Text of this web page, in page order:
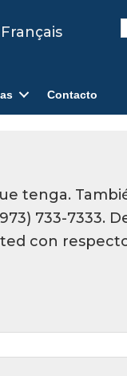
Français
Contacto
tenga.
733-7333.
con